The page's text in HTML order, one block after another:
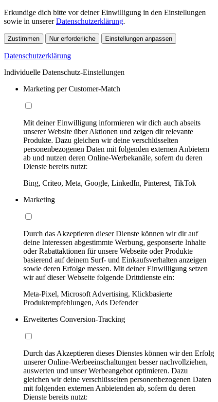
Erkundige dich bitte vor deiner Einwilligung in den Einstellungen
sowie in unsererDatenschutzerklärung.
Zustimmen Nur erforderliche Einstellungen anpassen
Datenschutzerklärung
Individuelle Datenschutz-Einstellungen
Marketing per Customer-Match
Mit deiner Einwilligung informieren wir dich auch abseits
unserer Website über Aktionen und zeigen dir relevante
Produkte. Dazu gleichen wir deine verschlüsselten
personenbezogenen Daten mit folgenden externen Anbietern
ab und nutzen deren Online-Werbekanäle, sofern du deren
Dienste bereits nutzt:
Bing, Criteo, Meta, Google, LinkedIn, Pinterest, TikTok
Marketing
Durch das Akzeptieren dieser Dienste können wir dir auf
deine Interessen abgestimmte Werbung, gesponserte Inhalte
oder Rabattaktionen für unsere Webseite oder Produkte
basierend auf deinem Surf- und Einkaufsverhalten anzeigen
sowie deren Erfolge messen. Mit deiner Einwilligung setzen
wir auf dieser Webseite folgende Drittdienste ein:
Meta-Pixel, Microsoft Advertising, Klickbasierte
Produktempfehlungen, Ads Defender
Erweitertes Conversion-Tracking
Durch das Akzeptieren dieses Dienstes können wir den Erfolg
unserer Online-Werbeeinschaltungen besser nachvollziehen,
auswerten und unser Werbeangebot optimieren. Dazu
gleichen wir deine verschlüsselten personenbezogenen Daten
mit folgenden externen Anbietenden ab, sofern du deren
Dienste bereits nutzt: